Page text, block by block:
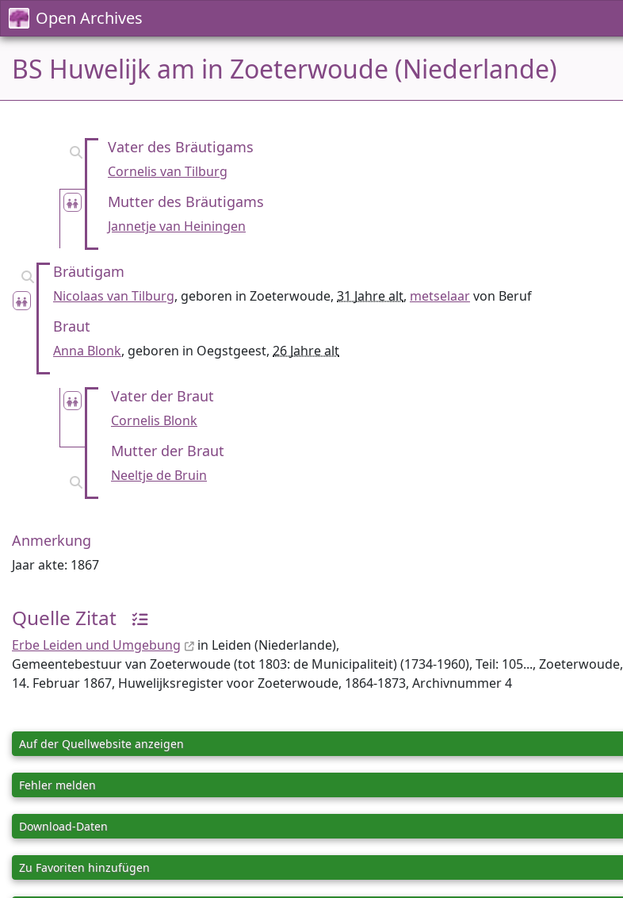
Open Archives
BS Huwelijk am in Zoeterwoude (Niederlande)
Vater des Bräutigams
Cornelis van Tilburg
Mutter des Bräutigams
Jannetje van Heiningen
Bräutigam
Nicolaas van Tilburg, geboren in Zoeterwoude, 31 Jahre alt, metselaarvon Beruf
Braut
Anna Blonk, geboren in Oegstgeest, 26 Jahre alt
Vater der Braut
Cornelis Blonk
Mutter der Braut
Neeltje de Bruin
Anmerkung
Jaar akte: 1867
Quelle Zitat
Erbe Leiden und Umgebung
in Leiden (Niederlande),
Gemeentebestuur van Zoeterwoude (tot 1803: de Municipaliteit) (1734-1960), Teil: 105..., Zoeterwoude,
14. Februar 1867, Huwelijksregister voor Zoeterwoude, 1864-1873, Archiv­nummer 4
Auf der Quellwebsite anzeigen
Fehler melden
Download-Daten
Zu Favoriten hinzufügen